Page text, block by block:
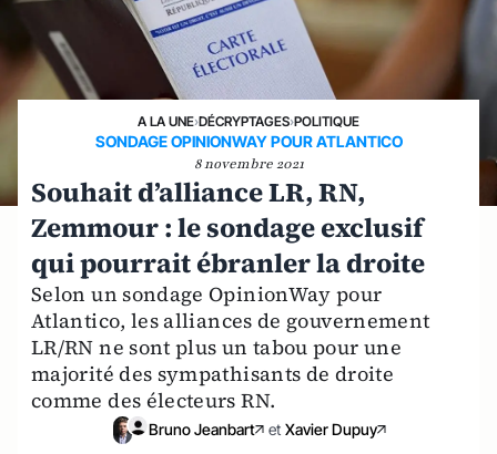
A LA UNE›DÉCRYPTAGES›POLITIQUE
SONDAGE OPINIONWAY POUR ATLANTICO
8 novembre 2021
Souhait d’alliance LR, RN,
Zemmour : le sondage exclusif
qui pourrait ébranler la droite
Selon un sondage OpinionWay pour
Atlantico, les alliances de gouvernement
LR/RN ne sont plus un tabou pour une
majorité des sympathisants de droite
comme des électeurs RN.
Bruno Jeanbart et Xavier Dupuy